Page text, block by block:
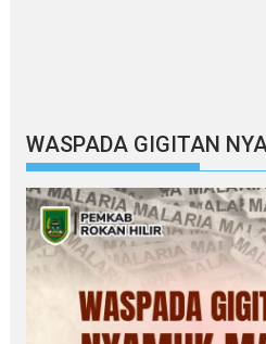
WASPADA GIGITAN